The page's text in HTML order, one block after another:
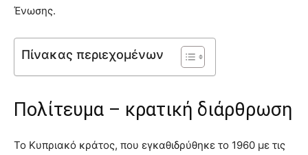
Ένωσης.
Πίνακας περιεχομένων
Πολίτευμα – κρατική διάρθρωση
Το Κυπριακό κράτος, που εγκαθιδρύθηκε το 1960 με τις